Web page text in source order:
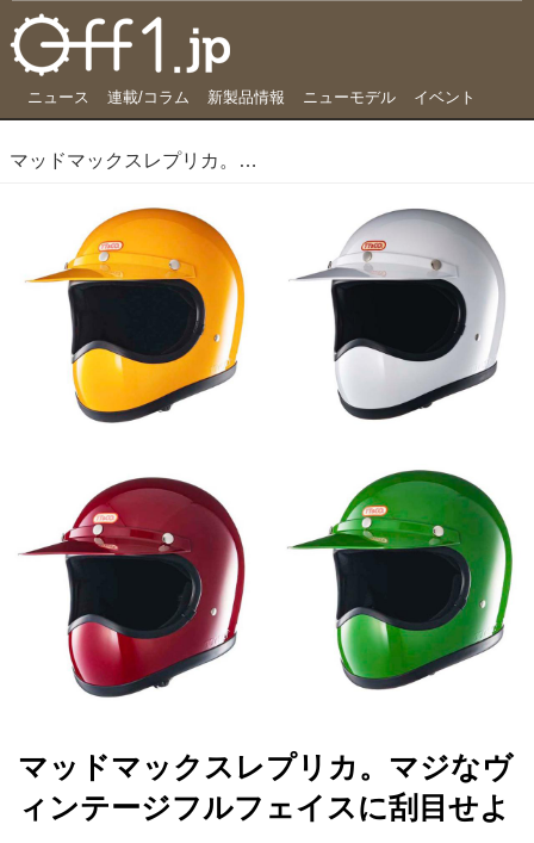
ニュース 連載/コラム 新製品情報 ニューモデル イベント
マッドマックスレプリカ。マジなヴィンテージフルフェイスに刮目せよ
マッドマックスレプリカ。マジなヴ
ィンテージフルフェイスに刮目せよ